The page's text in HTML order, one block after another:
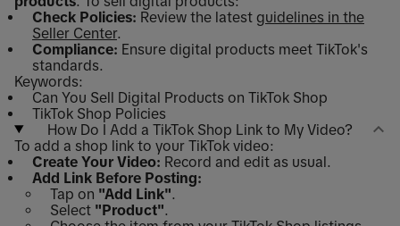
Check Policies: Review the latest guidelines in the
Seller Center.
Compliance: Ensure digital products meet TikTok's
standards.
Keywords:
Can You Sell Digital Products on TikTok Shop
TikTok Shop Policies
How Do I Add a TikTok Shop Link to My Video?
To add a shop link to your TikTok video:
Create Your Video: Record and edit as usual.
Add Link Before Posting:
Tap on "Add Link".
Select "Product".